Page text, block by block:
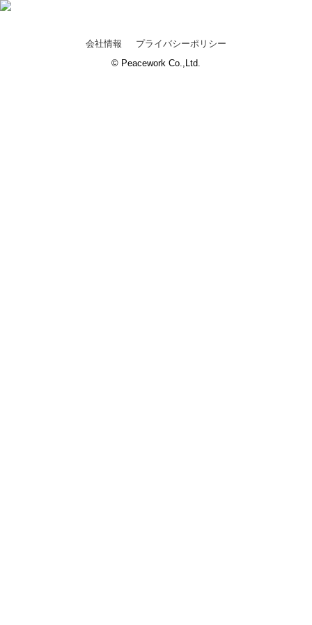
会社情報
プライバシーポリシー
© Peacework Co.,Ltd.